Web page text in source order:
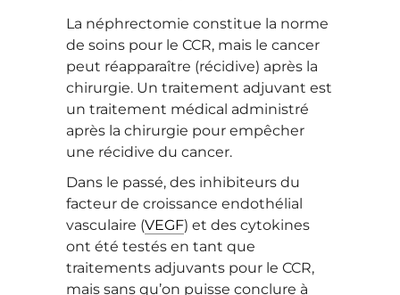
La néphrectomie constitue la norme
de soins pour le CCR, mais le cancer
peut réapparaître (récidive) après la
chirurgie. Un traitement adjuvant est
un traitement médical administré
après la chirurgie pour empêcher
une récidive du cancer.
Dans le passé, des inhibiteurs du
facteur de croissance endothélial
vasculaire (VEGF) et des cytokines
ont été testés en tant que
traitements adjuvants pour le CCR,
mais sans qu’on puisse conclure à